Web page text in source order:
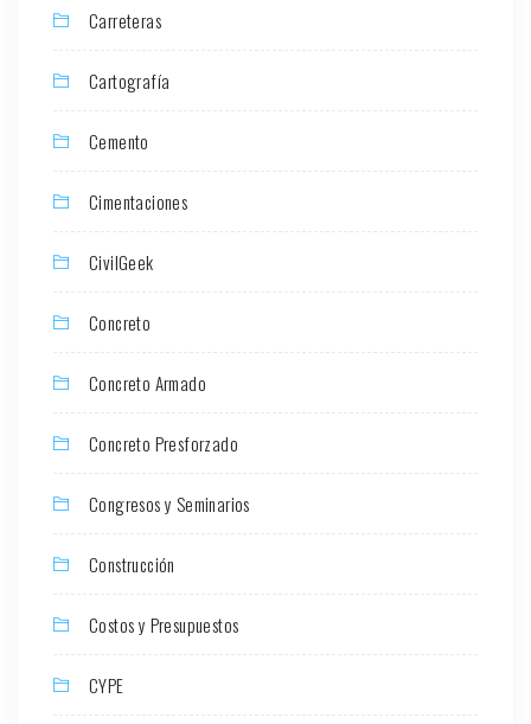
Carreteras
Cartografía
Cemento
Cimentaciones
CivilGeek
Concreto
Concreto Armado
Concreto Presforzado
Congresos y Seminarios
Construcción
Costos y Presupuestos
CYPE